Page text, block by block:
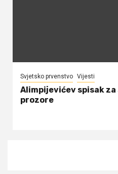
Svjetsko prvenstvo Vijesti
Alimpijevićev spisak
prozore